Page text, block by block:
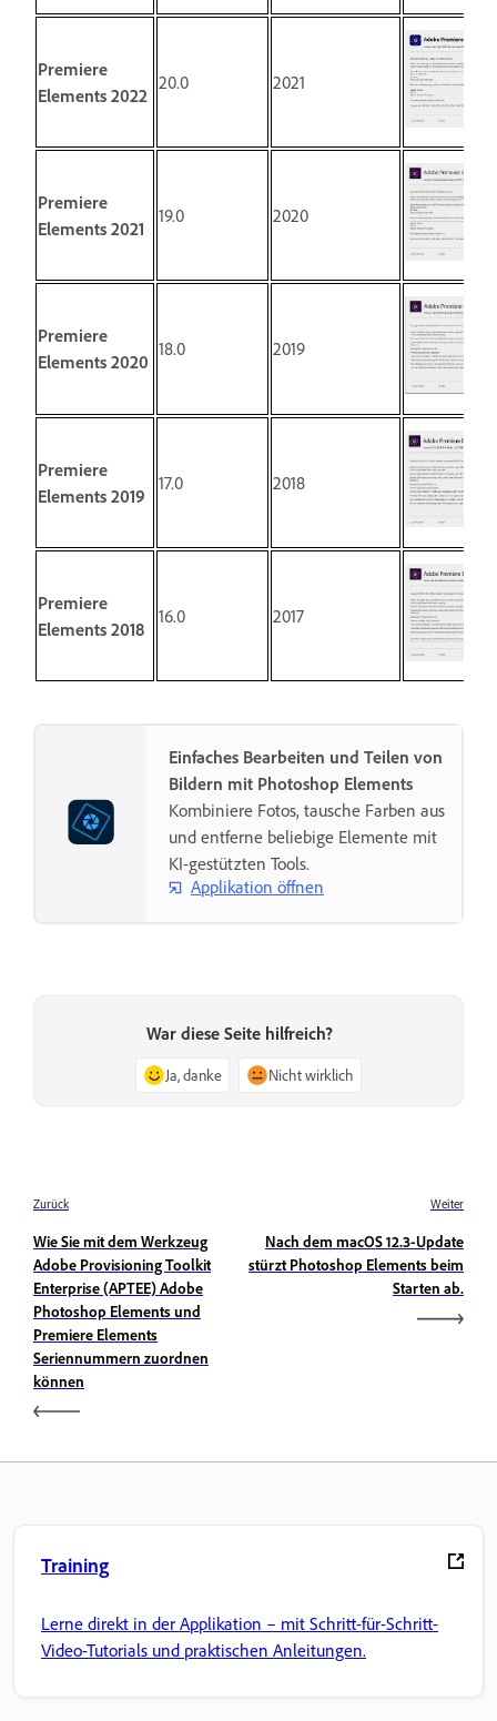
Premiere
Elements 2022
20.0 2021
Premiere
Elements 2021
19.0 2020
Premiere
Elements 2020
18.0 2019
Premiere
Elements 2019
17.0 2018
Premiere
Elements 2018
16.0 2017
Einfaches Bearbeiten und Teilen von
Bildern mit Photoshop Elements
Kombiniere Fotos, tausche Farben aus
und entferne beliebige Elemente mit
KI-gestützten Tools.
Applikation öffnen
War diese Seite hilfreich?
Ja, danke Nicht wirklich
Zurück
Wie Sie mit dem Werkzeug
Adobe Provisioning Toolkit
Enterprise (APTEE) Adobe
Photoshop Elements und
Premiere Elements
Seriennummern zuordnen
können
Weiter
Nach dem macOS 12.3-Update
stürzt Photoshop Elements beim
Starten ab.
Training
Lerne direkt in der Applikation – mit Schritt-für-Schritt-
Video-Tutorials und praktischen Anleitungen.